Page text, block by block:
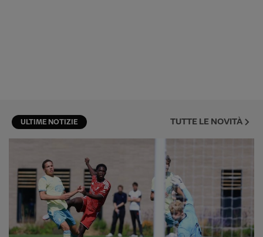
ULTIME NOTIZIE TUTTE LE NOVITÀ